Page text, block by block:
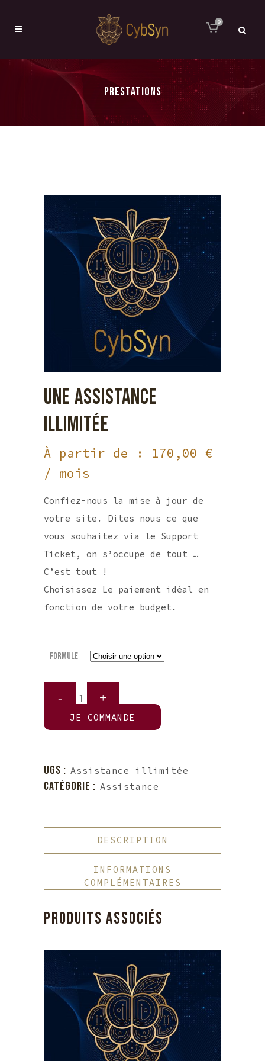
0
PRESTATIONS
UNE ASSISTANCE
ILLIMITÉE
À partir de : 170,00 €
/ mois
Confiez-nous la mise à jour de
votre site. Dites nous ce que
vous souhaitez via le Support
Ticket, on s’occupe de tout …
C’est tout !
Choisissez Le paiement idéal en
fonction de votre budget.
Formule
JE COMMANDE
UGS : Assistance illimitée
CATÉGORIE : Assistance
DESCRIPTION
INFORMATIONS
COMPLÉMENTAIRES
PRODUITS ASSOCIÉS